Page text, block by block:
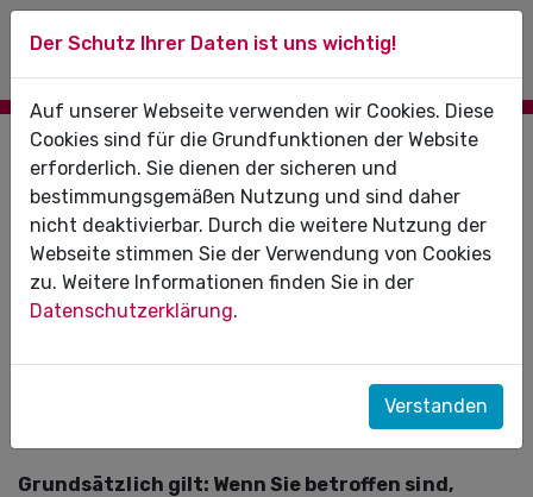
13.08.2025
Austausch von SMC-B und eHBA Karten
wegen RSA-Zertifikatsablauf bis
31.12.2025
Bestimmten SMC-B und eHBA-Karten steht ein
Karten der Generation 2.0 vom 01.01.2026 annicht
! Daher sollte Sie
Grundsätzlich gilt: Wenn Sie betroffen sind,
Der Schutz Ihrer Daten ist uns wichtig!
Auf unserer Webseite verwenden wir Cookies. Diese
Cookies sind für die Grundfunktionen der Website
erforderlich. Sie dienen der sicheren und
bestimmungsgemäßen Nutzung und sind daher
nicht deaktivierbar. Durch die weitere Nutzung der
Webseite stimmen Sie der Verwendung von Cookies
zu. Weitere Informationen finden Sie in der
Datenschutzerklärung.
Verstanden